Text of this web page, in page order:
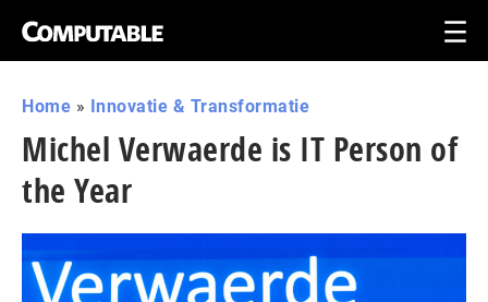
Home » Innovatie & Transformatie
Michel Verwaerde is IT Person of
the Year